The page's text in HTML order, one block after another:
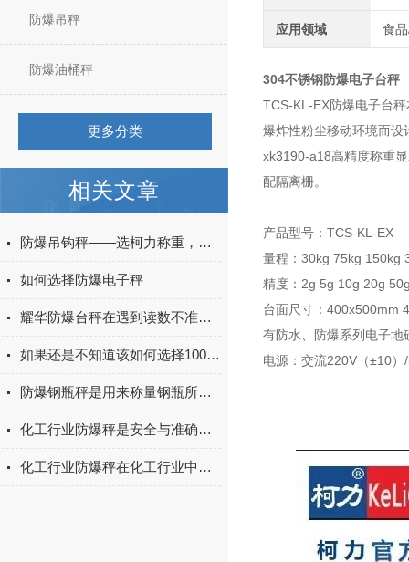
防爆吊秤
防爆油桶秤
更多分类
相关文章
防爆吊钩秤——选柯力称重，确保防爆区域生产安全
如何选择防爆电子秤
耀华防爆台秤在遇到读数不准时该如何进行调试呢
如果还是不知道该如何选择100吨地磅那不妨看看这些
防爆钢瓶秤是用来称量钢瓶所储存气体重量的电子秤
化工行业防爆秤是安全与准确测量的双重守护者
化工行业防爆秤在化工行业中的应用场景非常广泛
应用领域 食
304不锈钢防爆电子台秤
TCS-KL-EX防爆电子台
爆炸性粉尘移动环境而设
xk3190-a18高精度称重
配隔离栅。
产品型号：TCS-KL-EX
量程：30kg 75kg 150kg
精度：2g 5g 10g 20g
台面尺寸：400x500mm
有防水、防爆系列电子地
电源：交流220V（±10